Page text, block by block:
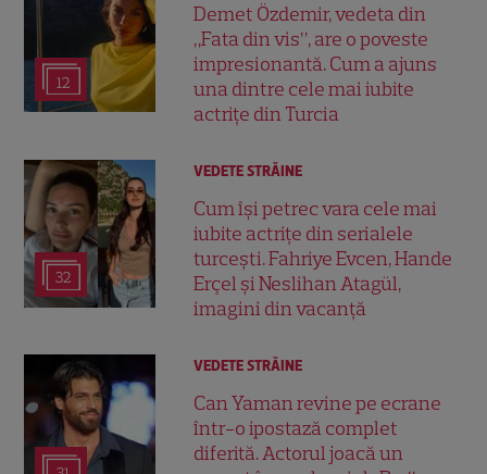
12
Demet Özdemir, vedeta din
„Fata din vis”, are o poveste
impresionantă. Cum a ajuns
una dintre cele mai iubite
actrițe din Turcia
32
VEDETE STRĂINE
Cum își petrec vara cele mai
iubite actrițe din serialele
turcești. Fahriye Evcen, Hande
Erçel și Neslihan Atagül,
imagini din vacanță
VEDETE STRĂINE
Can Yaman revine pe ecrane
într-o ipostază complet
diferită. Actorul joacă un